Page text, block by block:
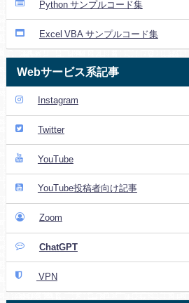
Python サンプルコード集
Excel VBA サンプルコード集
Webサービス系記事
Instagram
Twitter
YouTube
YouTube投稿者向け記事
Zoom
ChatGPT
VPN